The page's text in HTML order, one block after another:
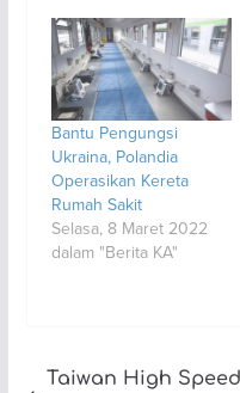
Bantu Pengungsi
Ukraina, Polandia
Operasikan Kereta
Rumah Sakit
Selasa, 8 Maret 2022
dalam "Berita KA"
Taiwan High